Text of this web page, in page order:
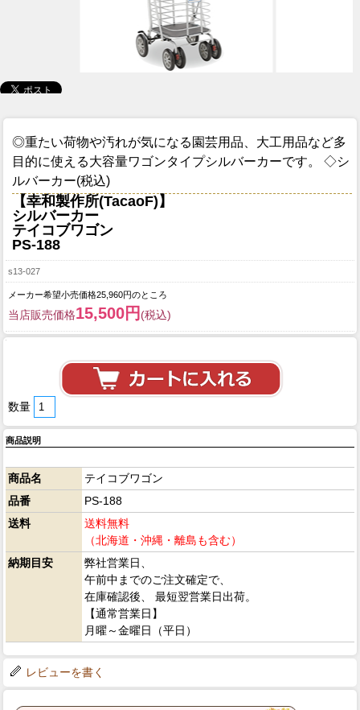
◎重たい荷物や汚れが気になる園芸用品、大工用品など多
目的に使える大容量ワゴンタイプシルバーカーです。 ◇シ
ルバーカー(税込)
【幸和製作所(TacaoF)】
シルバーカー
テイコブワゴン
PS-188
s13-027
メーカー希望小売価格25,960円のところ
当店販売価格15,500円 (税込)
数量
商品説明
商品名
テイコブワゴン
品番
PS-188
送料
送料無料
（北海道・沖縄・離島も含む）
納期目安
弊社営業日、
午前中までのご注文確定で、
在庫確認後、 最短翌営業日出荷。
【通常営業日】
月曜～金曜日（平日）
レビューを書く